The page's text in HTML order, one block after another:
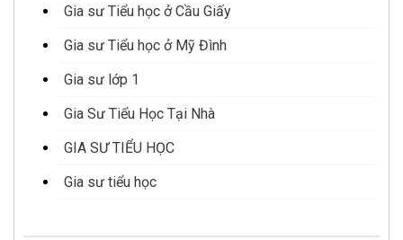
Gia sư Tiểu học ở Cầu Giấy
Gia sư Tiểu học ở Mỹ Đình
Gia sư lớp 1
Gia Sư Tiểu Học Tại Nhà
GIA SƯ TIỂU HỌC
Gia sư tiểu học